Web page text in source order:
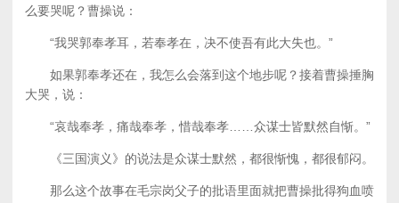
么要哭呢？曹操说：
“我哭郭奉孝耳，若奉孝在，决不使吾有此大失也。”
如果郭奉孝还在，我怎么会落到这个地步呢？接着曹操捶胸
大哭，说：
“哀哉奉孝，痛哉奉孝，惜哉奉孝……众谋士皆默然自惭。”
《三国演义》的说法是众谋士默然，都很惭愧，都很郁闷。
那么这个故事在毛宗岗父子的批语里面就把曹操批得狗血喷